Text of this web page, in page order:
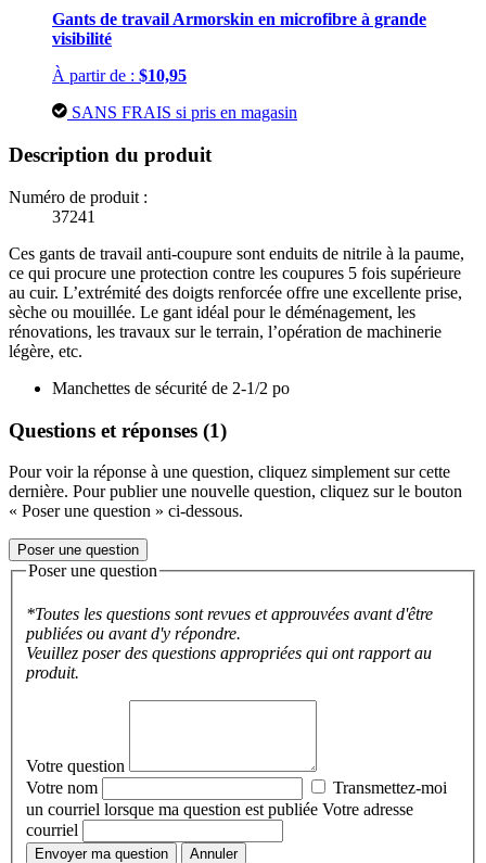
Gants de travail Armorskin en microfibre à grande
visibilité
À partir de : $10,95
SANS FRAIS si pris en magasin
Description du produit
Numéro de produit :
37241
Ces gants de travail anti-coupure sont enduits de nitrile à la paume,
ce qui procure une protection contre les coupures 5 fois supérieure
au cuir. L’extrémité des doigts renforcée offre une excellente prise,
sèche ou mouillée. Le gant idéal pour le déménagement, les
rénovations, les travaux sur le terrain, l’opération de machinerie
légère, etc.
Manchettes de sécurité de 2-1/2 po
Questions et réponses (1)
Pour voir la réponse à une question, cliquez simplement sur cette
dernière. Pour publier une nouvelle question, cliquez sur le bouton
« Poser une question » ci-dessous.
Poser une question
Poser une question
*Toutes les questions sont revues et approuvées avant d'être
publiées ou avant d'y répondre.
Veuillez poser des questions appropriées qui ont rapport au
produit.
Votre question
Votre nom
Transmettez-moi
un courriel lorsque ma question est publiée Votre adresse
courriel
Envoyer ma question Annuler